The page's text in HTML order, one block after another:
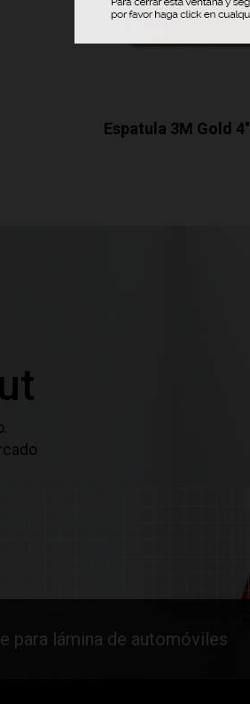
Espatula 3M Gold 4''
para lámina de automóviles